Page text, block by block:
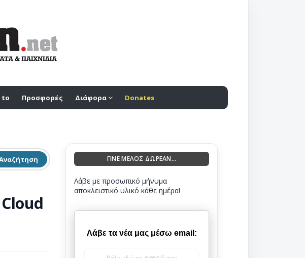
to Προσφορές Διάφορα Donates
ΓΙΝΕ ΜΕΛΟΣ ΔΩΡΕΑΝ...
Λάβε με προσωπικό μήνυμα
αποκλειστικό υλικό κάθε ημέρα!
Λάβε τα νέα μας μέσω email: